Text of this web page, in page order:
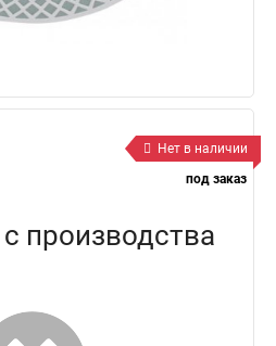
Нет в наличии
под заказ
производства